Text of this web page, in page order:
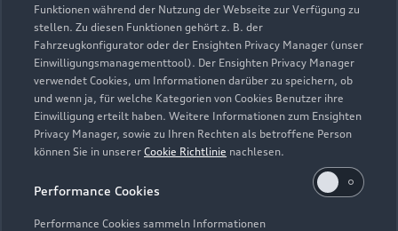
Funktionen während der Nutzung der Webseite zur Verfügung zu
stellen. Zu diesen Funktionen gehört z. B. der
Fahrzeugkonfigurator oder der Ensighten Privacy Manager (unser
Einwilligungsmanagementtool). Der Ensighten Privacy Manager
verwendet Cookies, um Informationen darüber zu speichern, ob
und wenn ja, für welche Kategorien von Cookies Benutzer ihre
Einwilligung erteilt haben. Weitere Informationen zum Ensighten
Privacy Manager, sowie zu Ihren Rechten als betroffene Person
können Sie in unserer Cookie Richtlinie nachlesen.
Performance Cookies
Performance Cookies sammeln Informationen
KG
Servicepartner e-tron